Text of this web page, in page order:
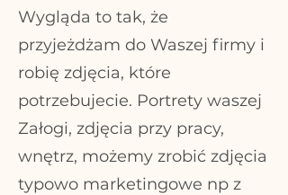
Wygląda to tak, że
przyjeżdżam do Waszej firmy i
robię zdjęcia, które
potrzebujecie. Portrety waszej
Załogi, zdjęcia przy pracy,
wnętrz, możemy zrobić zdjęcia
typowo marketingowe np z